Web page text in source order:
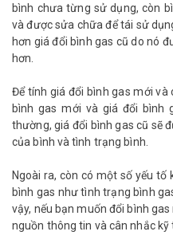
bình chưa từng sử dụng, còn
và được sửa chữa để tái sử
hơn giá đổi bình gas cũ do nó
hơn.
Để tính giá đổi bình gas mới và
bình gas mới và giá đổi bình
thường, giá đổi bình gas cũ sẽ
của bình và tình trạng bình.
Ngoài ra, còn có một số yếu
bình gas như tình trạng bình
vậy, nếu bạn muốn đổi bình
nguồn thông tin và cân nhắc kỹ